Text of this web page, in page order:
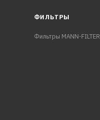
ФИЛЬТРЫ
Фильтры MANN-FILTER